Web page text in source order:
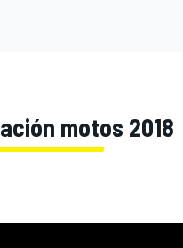
motos 2018